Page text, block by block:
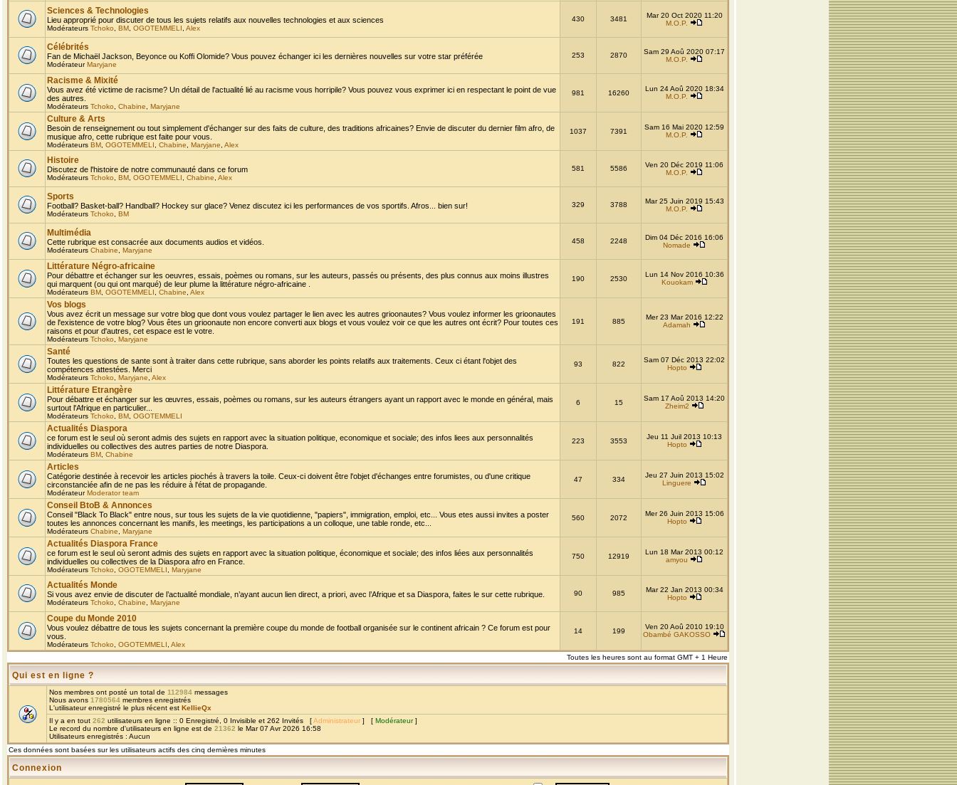
Sciences & Technologies
Lieu approprié pour discuter de tous les sujets relatifs aux nouvelles technologies et aux sciences
Modérateurs Tchoko BM OGOTEMMELI Alex
430 3481
Mar 20 Oct 2020 11:20
M.O.P.
Célébrités
Fan de Michaël Jackson, Beyonce ou Koffi Olomide? Vous pouvez échanger ici les dernières nouvelles sur votre star préférée
ModérateurMaryjane
253 2870
Sam 29 Aoû 2020 07:17
M.O.P.
Racisme & Mixité
Vous avez été victime de racisme? Un détail de l'actualité lié au racisme vous horripile? Vous pouvez vous exprimer ici en respectant le point de vue
des autres.
Modérateurs Tchoko Chabine Maryjane
981 16260
Lun 24 Aoû 2020 18:34
M.O.P.
Culture & Arts
Besoin de renseignement ou tout simplement d'échanger sur des faits de culture, des traditions africaines? Envie de discuter du dernier film afro, de
musique afro, cette rubrique est faite pour vous.
Modérateurs BM OGOTEMMELI Chabine Maryjane Alex
1037 7391
Sam 16 Mai 2020 12:59
M.O.P.
Histoire
Discutez de l'histoire de notre communauté dans ce forum
Modérateurs Tchoko BM OGOTEMMELI Chabine Alex
581 5586
Ven 20 Déc 2019 11:06
M.O.P.
Sports
Football? Basket-ball? Handball? Hockey sur glace? Venez discutez ici les performances de vos sportifs. Afros... bien sur!
Modérateurs Tchoko BM
329 3788
Mar 25 Juin 2019 15:43
M.O.P.
Multimédia
Cette rubrique est consacrée aux documents audios et vidéos.
Modérateurs Chabine Maryjane
458 2248
Dim 04 Déc 2016 16:06
Nomade
Littérature Négro-africaine
Pour débattre et échanger sur les oeuvres, essais, poèmes ou romans, sur les auteurs, passés ou présents, des plus connus aux moins illustres
qui marquent (ou qui ont marqué) de leur plume la littérature négro-africaine .
Modérateurs BM OGOTEMMELI Chabine Alex
190 2530
Lun 14 Nov 2016 10:36
Kouokam
Vos blogs
Vous avez écrit un message sur votre blog que dont vous voulez partager le lien avec les autres grioonautes? Vous voulez informer les grioonautes
de l'existence de votre blog? Vous êtes un grioonaute non encore converti aux blogs et vous voulez voir ce que les autres ont écrit? Pour toutes ces
raisons et pour d'autres, cet espace est le votre.
Modérateurs Tchoko Maryjane
191 885
Mer 23 Mar 2016 12:22
Adamah
Santé
Toutes les questions de sante sont à traiter dans cette rubrique, sans aborder les points relatifs aux traitements. Ceux ci étant l'objet des
compétences attestées. Merci
Modérateurs Tchoko Maryjane Alex
93 822
Sam 07 Déc 2013 22:02
Hopto
Littérature Etrangère
Pour débattre et échanger sur les œuvres, essais, poèmes ou romans, sur les auteurs étrangers ayant un rapport avec le monde en général, mais
surtout l'Afrique en particulier...
Modérateurs Tchoko BM OGOTEMMELI
6 15
Sam 17 Aoû 2013 14:20
Zheim2
Actualités Diaspora
ce forum est le seul où seront admis des sujets en rapport avec la situation politique, economique et sociale; des infos liees aux personnalités
individuelles ou collectives des autres parties de notre Diaspora.
Modérateurs BM Chabine
223 3553
Jeu 11 Juil 2013 10:13
Hopto
Articles
Catégorie destinée à recevoir les articles piochés à travers la toile. Ceux-ci doivent être l'objet d'échanges entre forumistes, ou d'une critique
circonstanciée afin de ne pas les réduire à l'état de propagande.
ModérateurModerator team
47 334
Jeu 27 Juin 2013 15:02
Linguere
Conseil BtoB & Annonces
Conseil "Black To Black" entre nous, sur tous les sujets de la vie quotidienne, "papiers", immigration, emploi, etc... Vous etes aussi invites a poster
toutes les annonces concernant les manifs, les meetings, les participations a un colloque, une table ronde, etc...
Modérateurs Chabine Maryjane
560 2072
Mer 26 Juin 2013 15:06
Hopto
Actualités Diaspora France
ce forum est le seul où seront admis des sujets en rapport avec la situation politique, économique et sociale; des infos liées aux personnalités
individuelles ou collectives de la Diaspora afro en France.
Modérateurs Tchoko OGOTEMMELI Maryjane
750 12919
Lun 18 Mar 2013 00:12
amyou
Actualités Monde
Si vous avez envie de discuter de l’actualité mondiale, n’ayant aucun lien direct, a priori, avec l’Afrique et sa Diaspora, faites le sur cette rubrique.
Modérateurs Tchoko Chabine Maryjane
90 985
Mar 22 Jan 2013 00:34
Hopto
Coupe du Monde 2010
Vous voulez débattre de tous les sujets concernant la première coupe du monde de football organisée sur le continent africain ? Ce forum est pour
vous.
Modérateurs Tchoko OGOTEMMELI Alex
14 199
Ven 20 Aoû 2010 19:10
Obambé GAKOSSO
Toutes les heures sont au format GMT + 1 Heure
Qui est en ligne ?
Nos membres ont posté un total de 112984 messages
Nous avons 1780564 membres enregistrés
L'utilisateur enregistré le plus récent est KellieQx
Il y a en tout 262 utilisateurs en ligne :: 0 Enregistré, 0 Invisible et 262 Invités [Administrateur ] [ Modérateur]
Le record du nombre d'utilisateurs en ligne est de 21362 le Mar 07 Avr 2026 16:58
Utilisateurs enregistrés : Aucun
Ces données sont basées sur les utilisateurs actifs des cinq dernières minutes
Connexion